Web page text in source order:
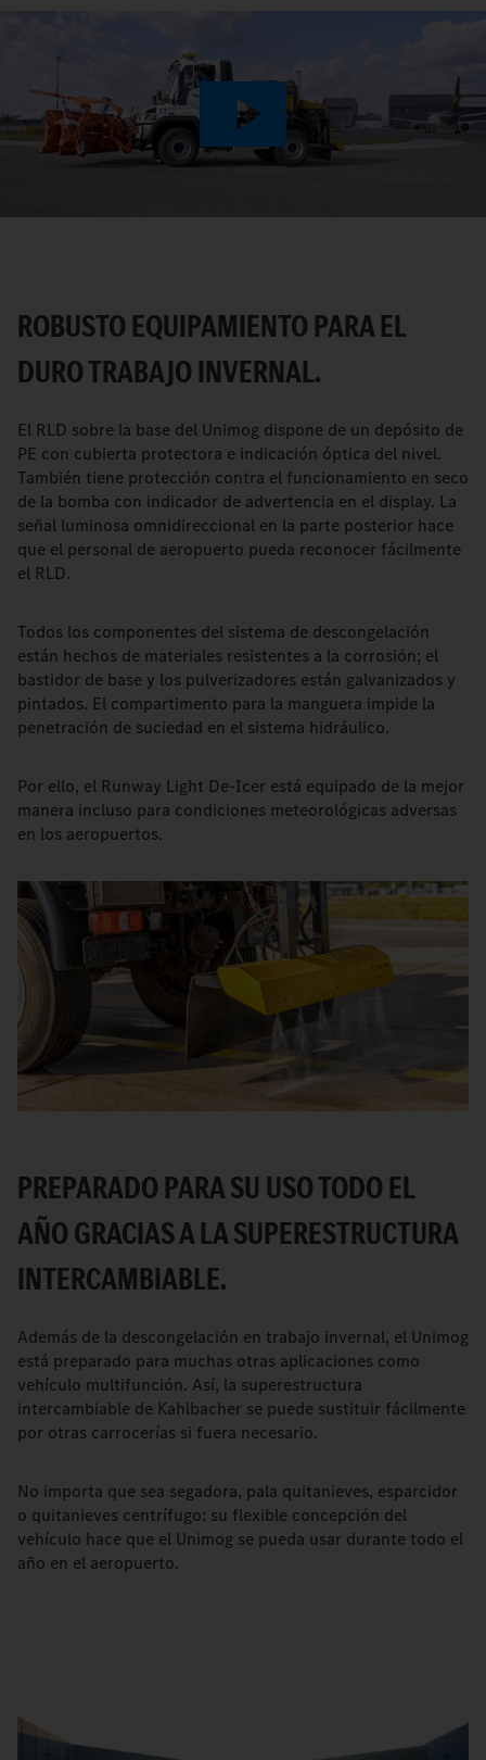
Play
ROBUSTO EQUIPAMIENTO PARA EL
DURO TRABAJO INVERNAL.
El RLD sobre la base del Unimog dispone de un depósito de
PE con cubierta protectora e indicación óptica del nivel.
También tiene protección contra el funcionamiento en seco
de la bomba con indicador de advertencia en el display. La
señal luminosa omnidireccional en la parte posterior hace
que el personal de aeropuerto pueda reconocer fácilmente
el RLD.
Todos los componentes del sistema de descongelación
están hechos de materiales resistentes a la corrosión; el
bastidor de base y los pulverizadores están galvanizados y
pintados. El compartimento para la manguera impide la
penetración de suciedad en el sistema hidráulico.
Por ello, el Runway Light De-Icer está equipado de la mejor
manera incluso para condiciones meteorológicas adversas
en los aeropuertos.
PREPARADO PARA SU USO TODO EL
AÑO GRACIAS A LA SUPERESTRUCTURA
INTERCAMBIABLE.
Además de la descongelación en trabajo invernal, el Unimog
está preparado para muchas otras aplicaciones como
vehículo multifunción. Así, la superestructura
intercambiable de Kahlbacher se puede sustituir fácilmente
por otras carrocerías si fuera necesario.
No importa que sea segadora, pala quitanieves, esparcidor
o quitanieves centrífugo: su flexible concepción del
vehículo hace que el Unimog se pueda usar durante todo el
año en el aeropuerto.